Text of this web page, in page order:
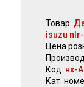
Товар:
isuzu
Цена
Код: нх-
Кат.